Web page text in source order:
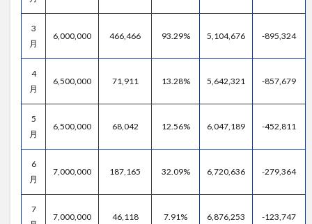
3
月
6,000,000 466,466 93.29% 5,104,676 -895,324
4
月
6,500,000 71,911 13.28% 5,642,321 -857,679
5
月
6,500,000 68,042 12.56% 6,047,189 -452,811
6
月
7,000,000 187,165 32.09% 6,720,636 -279,364
7
7,000,000 46,118 7.91% 6,876,253 -123,747